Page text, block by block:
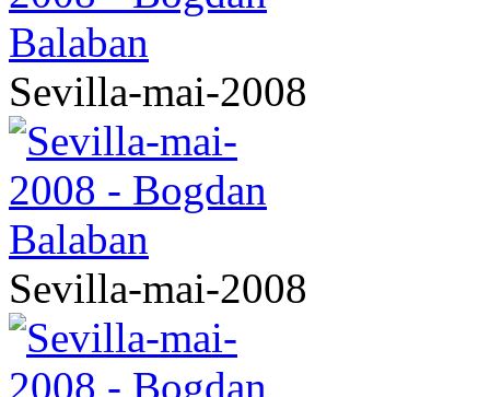
Sevilla-mai-2008
Sevilla-mai-2008